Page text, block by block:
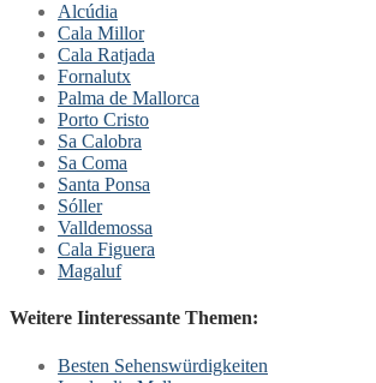
Alcúdia
Cala Millor
Cala Ratjada
Fornalutx
Palma de Mallorca
Porto Cristo
Sa Calobra
Sa Coma
Santa Ponsa
Sóller
Valldemossa
Cala Figuera
Magaluf
Weitere Iinteressante Themen:
Besten Sehenswürdigkeiten